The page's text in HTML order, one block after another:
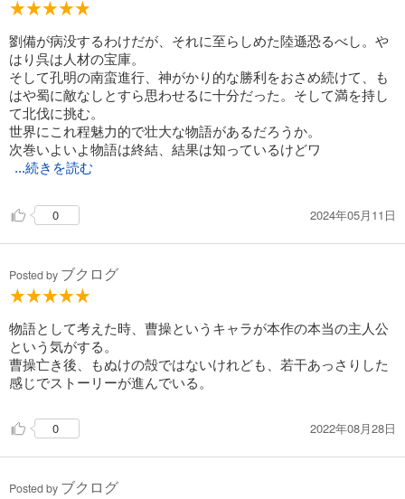
劉備が病没するわけだが、それに至らしめた陸遜恐るべし。や
はり呉は人材の宝庫。
そして孔明の南蛮進行、神がかり的な勝利をおさめ続けて、も
はや蜀に敵なしとすら思わせるに十分だった。そして満を持し
て北伐に挑む。
世界にこれ程魅力的で壮大な物語があるだろうか。
次巻いよいよ物語は終結、結果は知っているけどワ
...続きを読む
0 2024年05月11日
Posted by ブクログ
物語として考えた時、曹操というキャラが本作の本当の主人公
という気がする。
曹操亡き後、もぬけの殻ではないけれども、若干あっさりした
感じでストーリーが進んでいる。
0 2022年08月28日
Posted by ブクログ